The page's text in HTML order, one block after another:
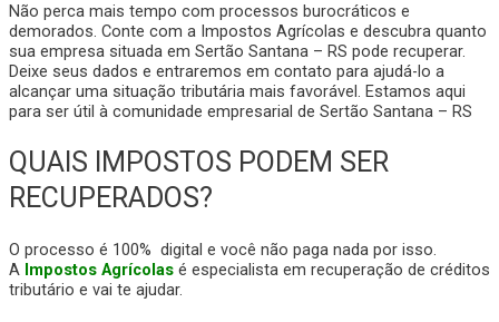
Não perca mais tempo com processos burocráticos e
demorados. Conte com a Impostos Agrícolas e descubra quanto
sua empresa situada em Sertão Santana – RS pode recuperar.
Deixe seus dados e entraremos em contato para ajudá-lo a
alcançar uma situação tributária mais favorável. Estamos aqui
para ser útil à comunidade empresarial de Sertão Santana – RS
QUAIS IMPOSTOS PODEM SER
RECUPERADOS?
O processo é 100% digital e você não paga nada por isso.
A Impostos Agrícolas é especialista em recuperação de créditos
tributário e vai te ajudar.